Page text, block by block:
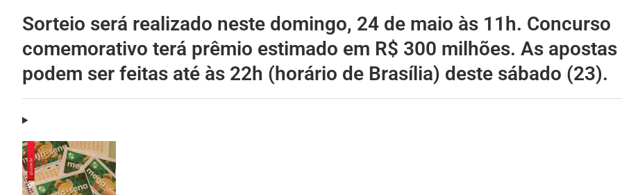
Sorteio será realizado neste domingo, 24 de maio às 11h. Concurso
comemorativo terá prêmio estimado em R$ 300 milhões. As apostas
podem ser feitas até às 22h (horário de Brasília) deste sábado (23).